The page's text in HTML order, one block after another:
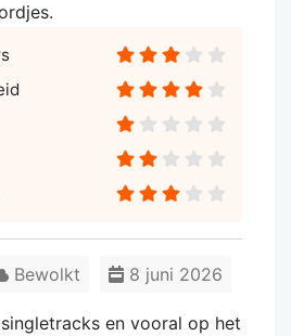
8 juni 2026
Bewolkt
en vooral op het